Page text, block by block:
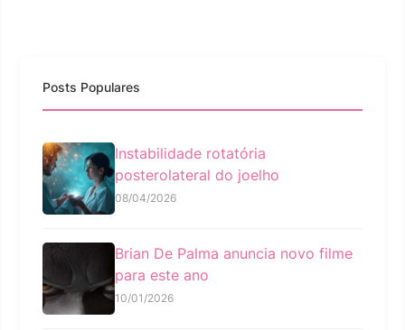
Posts Populares
Instabilidade rotatória
posterolateral do joelho
08/04/2026
Brian De Palma anuncia novo filme
para este ano
10/01/2026